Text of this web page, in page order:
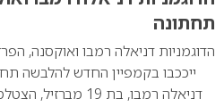
תחתונה
הדוגמניות דניאלה רמבו ואוקסנה,
ייככבו בקמפיין החדש להלבשה
דניאלה רמבו, בת 19